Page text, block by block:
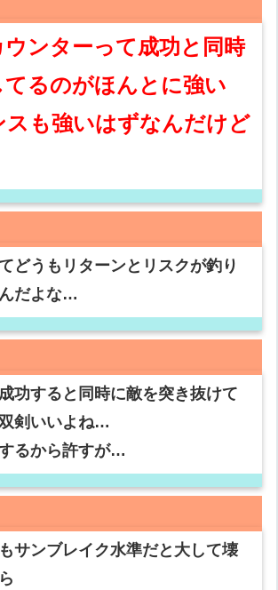
ウンターって成功と同時
てるのがほんとに強い
スも強いはずなんだけど
どうもリターンとリスクが釣り
だよな…
功すると同時に敵を突き抜けて
剣いいよね…
るから許すが…
サンブレイク水準だと大して壊